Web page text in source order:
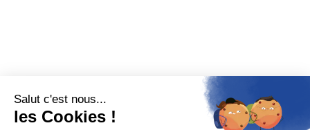
Salut c'est nous...
les Cookies !